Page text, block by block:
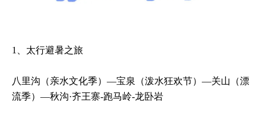
1、太行避暑之旅
八里沟（亲水文化季）—宝泉（泼水狂欢节）—关山（漂
流季）—秋沟·齐王寨-跑马岭-龙卧岩